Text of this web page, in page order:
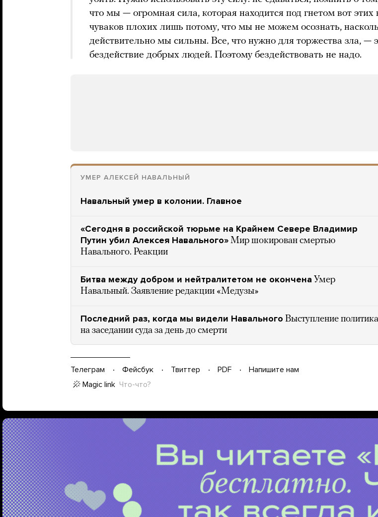
что мы — огромная сила, которая находится под гнетом вот этих
чуваков плохих лишь потому, что мы не можем осознать,
действительно мы сильны. Все, что нужно для торжества зла, —
бездействие добрых людей. Поэтому бездействовать не надо.
УМЕР АЛЕКСЕЙ НАВАЛЬНЫЙ
Навальный умер в колонии. Главное
«Сегодня в российской тюрьме на Крайнем Севере Владимир
Путин убил Алексея Навального» Мир шокирован смертью
Навального. Реакции
Битва между добром и нейтралитетом не окончена Умер
Навальный. Заявление редакции «Медузы»
Последний раз, когда мы видели Навального Выступление политика
на заседании суда за день до смерти
Телеграм Фейсбук Твиттер PDF
Напишите нам
Magic link Что-что?